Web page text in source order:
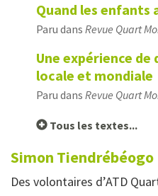
Quand les enfants
Paru dans Revue Quart
Une expérience
locale et mondiale
Paru dans Revue Quart
Tous les textes...
Simon Tiendrébéogo
Des volontaires d’ATD